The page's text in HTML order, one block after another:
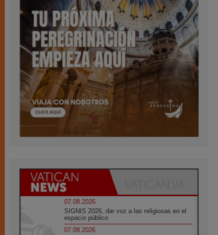
07.08.2026
SIGNIS 2026, dar voz a las religiosas en el
espacio público
07.08.2026